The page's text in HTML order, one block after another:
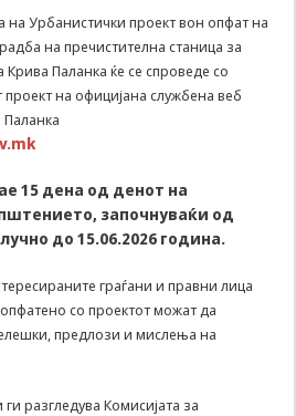
на Урбанистички проект вон опфат на
на пречистителна станица за
Паланка ќе се спроведе со
на официјана службена веб
15 дена од денот на
започнуваќи од
до 15.06.2026 година.
граѓани и правни лица
со проектот можат да
предлози и мислења на
разгледува Комисијата за
website's
functionality
and
website is
used.
Experience
In order for
our website
to perform
during your